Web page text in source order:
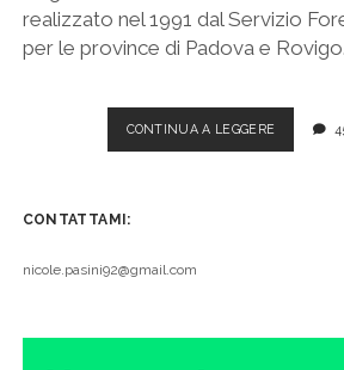
realizzato nel 1991 dal Servizio
per le province di Padova e Rovigo.
CONTINUA A LEGGERE VISITARE
IL
CONTATTAMI:
nicole.pasini92@gmail.com